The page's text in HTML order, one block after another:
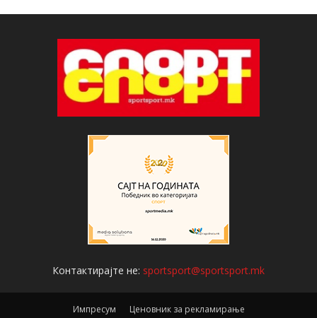
Контактирајте не: sportsport@sportsport.mk
Импресум Ценовник за рекламирање